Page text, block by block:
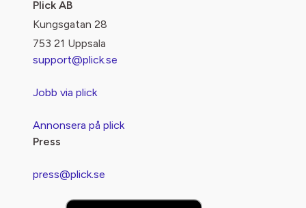
Plick AB
Kungsgatan 28
753 21 Uppsala
support@plick.se
Jobb via plick
Annonsera på plick
Press
press@plick.se